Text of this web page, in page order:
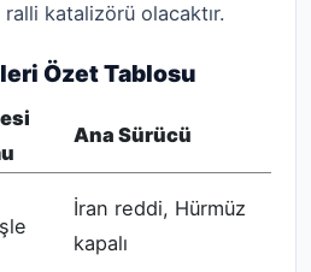
katalizörü olacaktır.
Özet Tablosu
Ana Sürücü
İran reddi, Hürmüz
kapalı